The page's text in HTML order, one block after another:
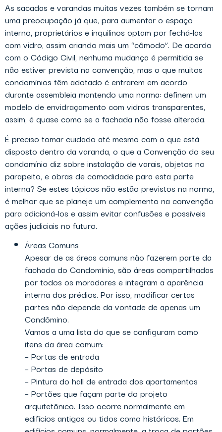
As sacadas e varandas muitas vezes também se tornam
uma preocupação já que, para aumentar o espaço
interno, proprietários e inquilinos optam por fechá-las
com vidro, assim criando mais um “cômodo”. De acordo
com o Código Civil, nenhuma mudança é permitida se
não estiver prevista na convenção, mas o que muitos
condomínios têm adotado é entrarem em acordo
durante assembleia mantendo uma norma: definem um
modelo de envidraçamento com vidros transparentes,
assim, é quase como se a fachada não fosse alterada.
É preciso tomar cuidado até mesmo com o que está
disposto dentro da varanda, o que a Convenção do seu
condomínio diz sobre instalação de varais, objetos no
parapeito, e obras de comodidade para esta parte
interna? Se estes tópicos não estão previstos na norma,
é melhor que se planeje um complemento na convenção
para adicioná-los e assim evitar confusões e possíveis
ações judiciais no futuro.
Áreas Comuns
Apesar de as áreas comuns não fazerem parte da
fachada do Condomínio, são áreas compartilhadas
por todos os moradores e integram a aparência
interna dos prédios. Por isso, modificar certas
partes não depende da vontade de apenas um
Condômino.
Vamos a uma lista do que se configuram como
itens da área comum:
– Portas de entrada
– Portas de depósito
– Pintura do hall de entrada dos apartamentos
– Portões que façam parte do projeto
arquitetônico. Isso ocorre normalmente em
edifícios antigos ou tidos como históricos. Em